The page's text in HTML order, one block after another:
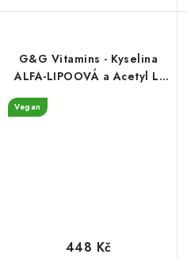
G&G Vitamins - Kyselina
ALFA-LIPOOVÁ a Acetyl L-
KARNITIN - 60 kapslí
Vegan
448 Kč